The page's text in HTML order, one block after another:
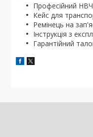
Професійний
Кейс для
Ремінець на
Інструкція з
Гарантійний